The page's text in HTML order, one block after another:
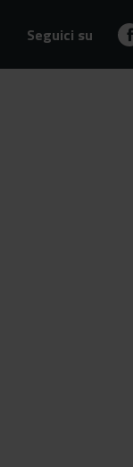
Seguici su